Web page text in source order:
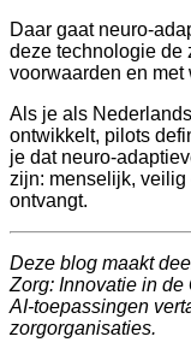
Daar gaat neuro-
deze technologie de
voorwaarden en met
Als je als
ontwikkelt, pilots
je dat neuro-
zijn: menselijk,
ontvangt.
Deze blog maakt
Zorg: Innovatie in de
AI-toepassingen
zorgorganisaties.